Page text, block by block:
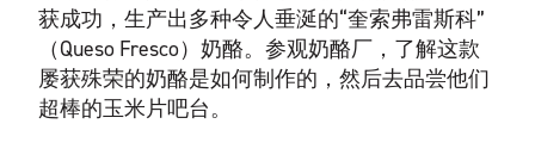
获成功，生产出多种令人垂涎的“奎索弗雷斯科”
（Queso Fresco）奶酪。参观奶酪厂，了解这款
屡获殊荣的奶酪是如何制作的，然后去品尝他们
超棒的玉米片吧台。